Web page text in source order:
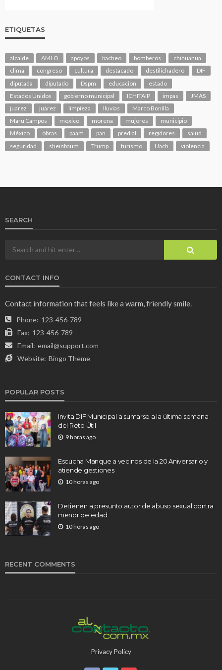
ETIQUETAS
alcalde AMLO apoyos bacheo bomberos
chihuahua
clima
congreso cultura destacado destilichadero
DIF
diputada
diputado Dspm educacion
estado
Estados Unidos
gobierno municipal ICHITAIP impas
JMAS
juarez
juárez limpieza lluvias
Marco Bonilla
Maru Campos
mexico morena mujeres
municipio
México
obras paam pan predial regidores
salud
seguridad
sheinbaum Trump turismo Uach violencia
SEARCH
CONTACT INFO
Contact information that feels like a warm, friendly smile.
Phone: 123-456-789
Fax: 123-456-789
Email: email@support.com
Website: Bingo Theme
POPULAR POSTS
Invita DIF Municipal a sumarse a la última semana
del Reto Útil
9 horas ago
Escucha Manque a vecinos de la 20 Aniversario y
atiende gestiones
10 horas ago
Detienen a presunto autor de abuso sexual contra
menor de edad
10 horas ago
RECENT COMMENTS
Privacy Policy